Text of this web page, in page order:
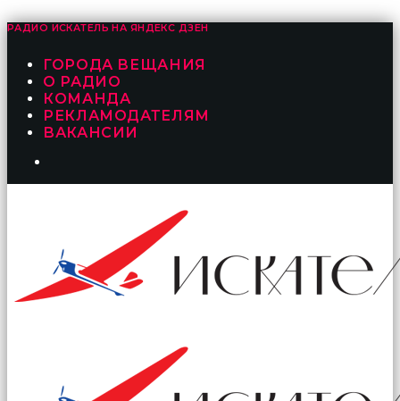
РАДИО ИСКАТЕЛЬ НА ЯНДЕКС ДЗЕН
ГОРОДА ВЕЩАНИЯ
О РАДИО
КОМАНДА
РЕКЛАМОДАТЕЛЯМ
ВАКАНСИИ